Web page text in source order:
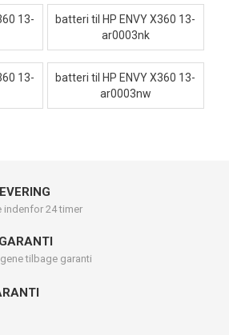
13-
batteri til HP ENVY X360 13-
ar0003nk
13-
batteri til HP ENVY X360 13-
ar0003nw
indenfor 24 timer
tilbage garanti